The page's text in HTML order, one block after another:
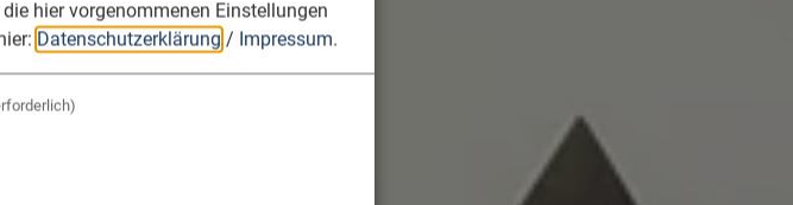
hier vorgenommenen Einstellungen
Datenschutzerklärung / Impressum.